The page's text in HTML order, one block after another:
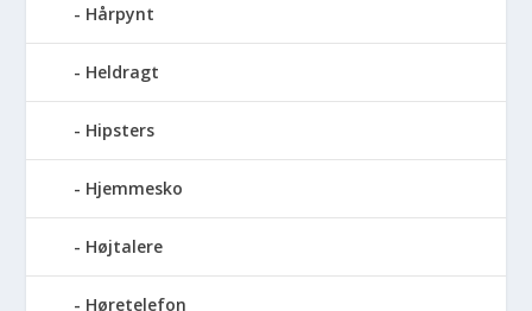
Hårpynt
Heldragt
Hipsters
Hjemmesko
Højtalere
Høretelefon